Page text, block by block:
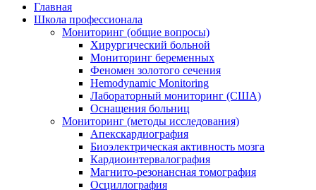
Главная
Школа профессионала
Мониторинг (общие вопросы)
Хирургический больной
Мониторинг беременных
Феномен золотого сечения
Hemodynamic Monitoring
Лабораторный мониторинг (США)
Оснащения больниц
Мониторинг (методы исследования)
Апекскардиография
Биоэлектрическая активность мозга
Кардиоинтервалография
Магнито-резонансная томография
Осциллография